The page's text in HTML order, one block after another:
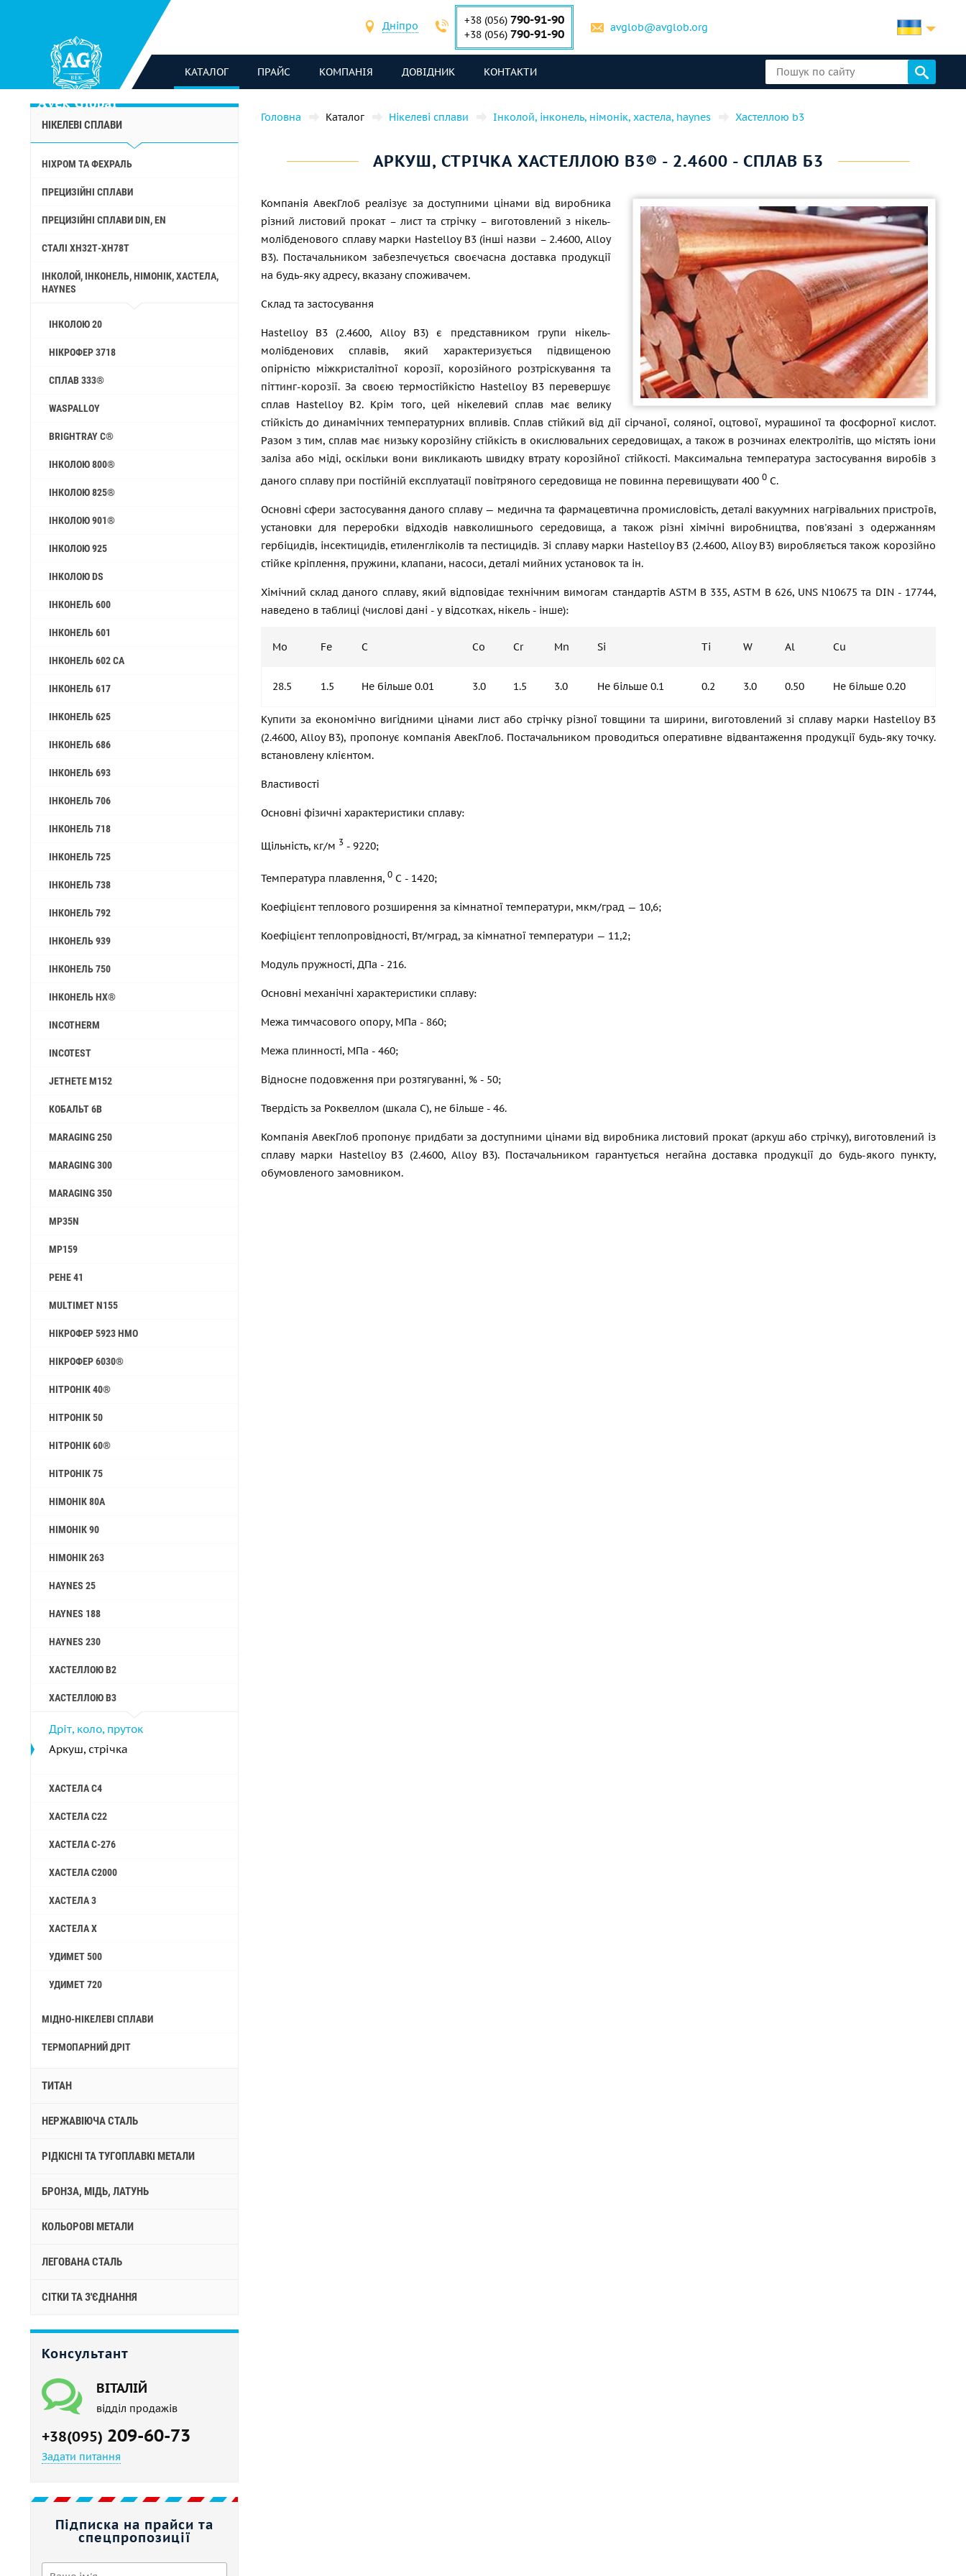
Дніпро +38 (056) 790-91-90
+38 (056) 790-91-90 avglob@avglob.org
КАТАЛОГ ПРАЙС КОМПАНІЯ ДОВІДНИК КОНТАКТИ
НІКЕЛЕВІ СПЛАВИ
НІХРОМ ТА ФЕХРАЛЬ
ПРЕЦИЗІЙНІ СПЛАВИ
ПРЕЦИЗІЙНІ СПЛАВИ DIN, EN
СТАЛІ ХН32Т-ХН78Т
ІНКОЛОЙ, ІНКОНЕЛЬ, НІМОНІК, ХАСТЕЛА,
HAYNES
ІНКОЛОЮ 20
НІКРОФЕР 3718
СПЛАВ 333®
WASPALLOY
BRIGHTRAY C®
ІНКОЛОЮ 800®
ІНКОЛОЮ 825®
ІНКОЛОЮ 901®
ІНКОЛОЮ 925
ІНКОЛОЮ DS
ІНКОНЕЛЬ 600
ІНКОНЕЛЬ 601
ІНКОНЕЛЬ 602 CA
ІНКОНЕЛЬ 617
ІНКОНЕЛЬ 625
ІНКОНЕЛЬ 686
ІНКОНЕЛЬ 693
ІНКОНЕЛЬ 706
ІНКОНЕЛЬ 718
ІНКОНЕЛЬ 725
ІНКОНЕЛЬ 738
ІНКОНЕЛЬ 792
ІНКОНЕЛЬ 939
ІНКОНЕЛЬ 750
ІНКОНЕЛЬ HX®
INCOTHERM
INCOTEST
JETHETE M152
КОБАЛЬТ 6B
MARAGING 250
MARAGING 300
MARAGING 350
MP35N
MP159
РЕНЕ 41
MULTIMET N155
НІКРОФЕР 5923 HMO
НІКРОФЕР 6030®
НІТРОНІК 40®
НІТРОНІК 50
НІТРОНІК 60®
НІТРОНІК 75
НІМОНІК 80А
НІМОНІК 90
НІМОНІК 263
HAYNES 25
HAYNES 188
HAYNES 230
ХАСТЕЛЛОЮ B2
ХАСТЕЛЛОЮ B3
Дріт, коло, пруток
Аркуш, стрічка
ХАСТЕЛА C4
ХАСТЕЛА C22
ХАСТЕЛА C-276
ХАСТЕЛА C2000
ХАСТЕЛА 3
ХАСТЕЛА X
УДИМЕТ 500
УДИМЕТ 720
МІДНО-НІКЕЛЕВІ СПЛАВИ
ТЕРМОПАРНИЙ ДРІТ
ТИТАН
НЕРЖАВІЮЧА СТАЛЬ
РІДКІСНІ ТА ТУГОПЛАВКІ МЕТАЛИ
БРОНЗА, МІДЬ, ЛАТУНЬ
КОЛЬОРОВІ МЕТАЛИ
ЛЕГОВАНА СТАЛЬ
СІТКИ ТА З'ЄДНАННЯ
Консультант
ВІТАЛІЙ
відділ продажів
+38(095) 209-60-73
Задати питання
Підписка на прайси та
спецпропозиції
Головна Каталог Нікелеві сплави Інколой, інконель, німонік, хастела, haynes Хастеллою b3
АРКУШ, СТРІЧКА ХАСТЕЛЛОЮ B3® - 2.4600 - СПЛАВ Б3
Компанія АвекГлоб реалізує за доступними цінами від виробника
різний листовий прокат – лист та стрічку – виготовлений з нікель-
молібденового сплаву марки Hastelloy B3 (інші назви – 2.4600, Alloy
B3). Постачальником забезпечується своєчасна доставка продукції
на будь-яку адресу, вказану споживачем.
Склад та застосування
Hastelloy B3 (2.4600, Alloy B3) є представником групи нікель-
молібденових сплавів, який характеризується підвищеною
опірністю міжкристалітної корозії, корозійного розтріскування та
піттинг-корозії. За своєю термостійкістю Hastelloy B3 перевершує
сплав Hastelloy B2. Крім того, цей нікелевий сплав має велику
стійкість до динамічних температурних впливів. Сплав стійкий від дії сірчаної, соляної, оцтової, мурашиної та фосфорної кислот.
Разом з тим, сплав має низьку корозійну стійкість в окислювальних середовищах, а також в розчинах електролітів, що містять іони
заліза або міді, оскільки вони викликають швидку втрату корозійної стійкості. Максимальна температура застосування виробів з
даного сплаву при постійній експлуатації повітряного середовища не повинна перевищувати 400 0 С.
Основні сфери застосування даного сплаву — медична та фармацевтична промисловість, деталі вакуумних нагрівальних пристроїв,
установки для переробки відходів навколишнього середовища, а також різні хімічні виробництва, пов'язані з одержанням
гербіцидів, інсектицидів, етиленгліколів та пестицидів. Зі сплаву марки Hastelloy B3 (2.4600, Alloy B3) виробляється також корозійно
стійке кріплення, пружини, клапани, насоси, деталі мийних установок та ін.
Хімічний склад даного сплаву, який відповідає технічним вимогам стандартів ASTM B 335, ASTM B 626, UNS N10675 та DIN - 17744,
наведено в таблиці (числові дані - у відсотках, нікель - інше):
Mo Fe C Co Cr Mn Si Ti W Al Cu
28.5 1.5 Не більше 0.01 3.0 1.5 3.0 Не більше 0.1 0.2 3.0 0.50 Не більше 0.20
Купити за економічно вигідними цінами лист або стрічку різної товщини та ширини, виготовлений зі сплаву марки Hastelloy B3
(2.4600, Alloy B3), пропонує компанія АвекГлоб. Постачальником проводиться оперативне відвантаження продукції будь-яку точку.
встановлену клієнтом.
Властивості
Основні фізичні характеристики сплаву:
Щільність, кг/м 3 - 9220;
Температура плавлення, 0 С - 1420;
Коефіцієнт теплового розширення за кімнатної температури, мкм/град — 10,6;
Коефіцієнт теплопровідності, Вт/мград, за кімнатної температури — 11,2;
Модуль пружності, ДПа - 216.
Основні механічні характеристики сплаву:
Межа тимчасового опору, МПа - 860;
Межа плинності, МПа - 460;
Відносне подовження при розтягуванні, % - 50;
Твердість за Роквеллом (шкала С), не більше - 46.
Компанія АвекГлоб пропонує придбати за доступними цінами від виробника листовий прокат (аркуш або стрічку), виготовлений із
сплаву марки Hastelloy B3 (2.4600, Alloy B3). Постачальником гарантується негайна доставка продукції до будь-якого пункту,
обумовленого замовником.